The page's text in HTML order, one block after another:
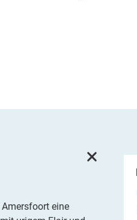
eine